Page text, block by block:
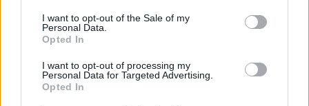
consent section.
I want to opt-out of the Sale of my
Personal Data.
Opted In
I want to opt-out of processing my
Personal Data for Targeted Advertising.
Opted In
insegnanti qualificati, metodo e tecnologia possa
tradursi in risultati concreti per l’apprendimento